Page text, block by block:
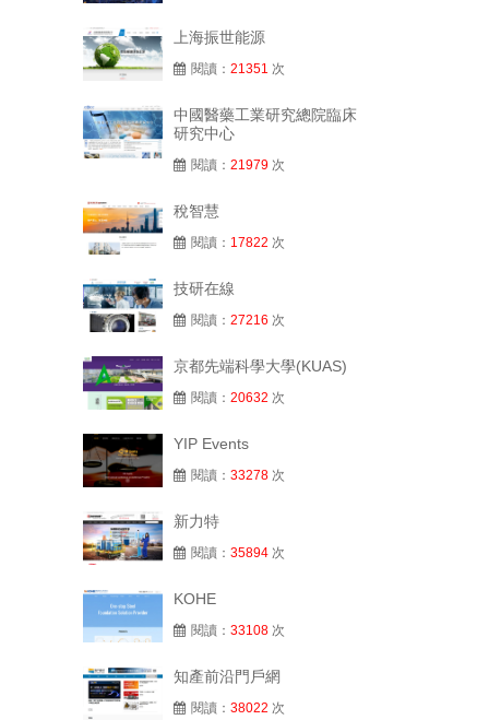
上海振世能源
閱讀： 21351 次
中國醫藥工業研究總院臨床
研究中心
閱讀： 21979 次
稅智慧
閱讀： 17822 次
技研在線
閱讀： 27216 次
京都先端科學大學(KUAS)
閱讀： 20632 次
YIP Events
閱讀： 33278 次
新力特
閱讀： 35894 次
KOHE
閱讀： 33108 次
知產前沿門戶網
閱讀： 38022 次